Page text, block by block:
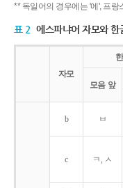
** 독일어의 경우에는 '에', 프랑
표 2 에스파냐어 자모와 한
자모
모음 앞
b ㅂ
c ㅋ, ㅅ